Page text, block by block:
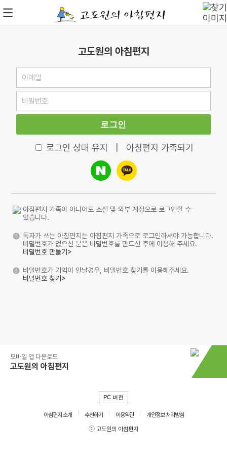
고도원의 아침편지
로그인
로그인 상태 유지 아침편지 가족되기
아침편지 가족이 아니어도 소셜 및 외부 계정으로 로그인할 수
있습니다.
독자가 쓰는 아침편지는 아침편지 가족으로 로그인하셔야 가능합니다.
비밀번호가 없으신 분은 비밀번호를 만드신 후에 이용해 주세요.
비밀번호 만들기>
비밀번호가 기억이 안날경우, 비밀번호 찾기를 이용해주세요.
비밀번호 찾기>
모바일 앱 다운로드
고도원의 아침편지
PC 버전
아침편지 소개 추천하기 이용약관
개인정보 처리방침
ⓒ 고도원의 아침편지